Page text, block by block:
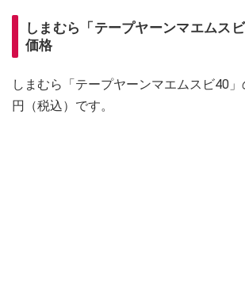
しまむら「テープヤーンマエムス
価格
しまむら「テープヤーンマエムスビ40
円（税込）です。